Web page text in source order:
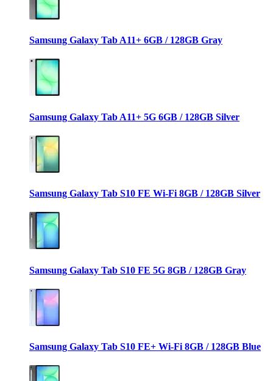
Samsung Galaxy Tab A11+ 6GB / 128GB Gray
Samsung Galaxy Tab A11+ 5G 6GB / 128GB Silver
Samsung Galaxy Tab S10 FE Wi-Fi 8GB / 128GB Silver
Samsung Galaxy Tab S10 FE 5G 8GB / 128GB Gray
Samsung Galaxy Tab S10 FE+ Wi-Fi 8GB / 128GB Blue